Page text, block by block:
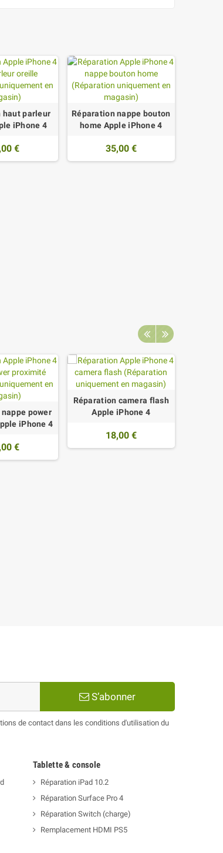
haut parleur
iPhone 4
€
Réparation nappe bouton
home Apple iPhone 4
35,00 €
power
iPhone 4
€
Réparation camera flash
Apple iPhone 4
18,00 €
S’abonner
de contact dans les conditions d'utilisation du
Tablette & console
Réparation iPad 10.2
Réparation Surface Pro 4
Réparation Switch (charge)
Remplacement HDMI PS5